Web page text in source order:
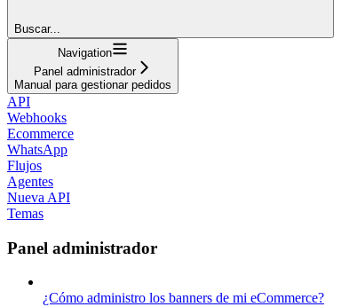
Buscar...
Navigation
Panel administrador
Manual para gestionar pedidos
API
Webhooks
Ecommerce
WhatsApp
Flujos
Agentes
Nueva API
Temas
Panel administrador
¿Cómo administro los banners de mi eCommerce?